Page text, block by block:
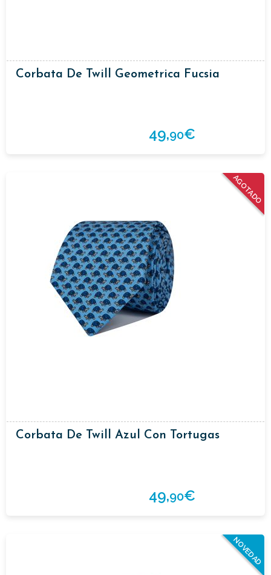
Corbata De Twill Geometrica Fucsia
49,90€
AGOTADO
Corbata De Twill Azul Con Tortugas
49,90€
NOVEDAD